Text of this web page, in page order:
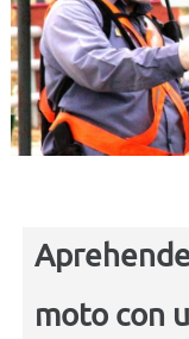
moto con